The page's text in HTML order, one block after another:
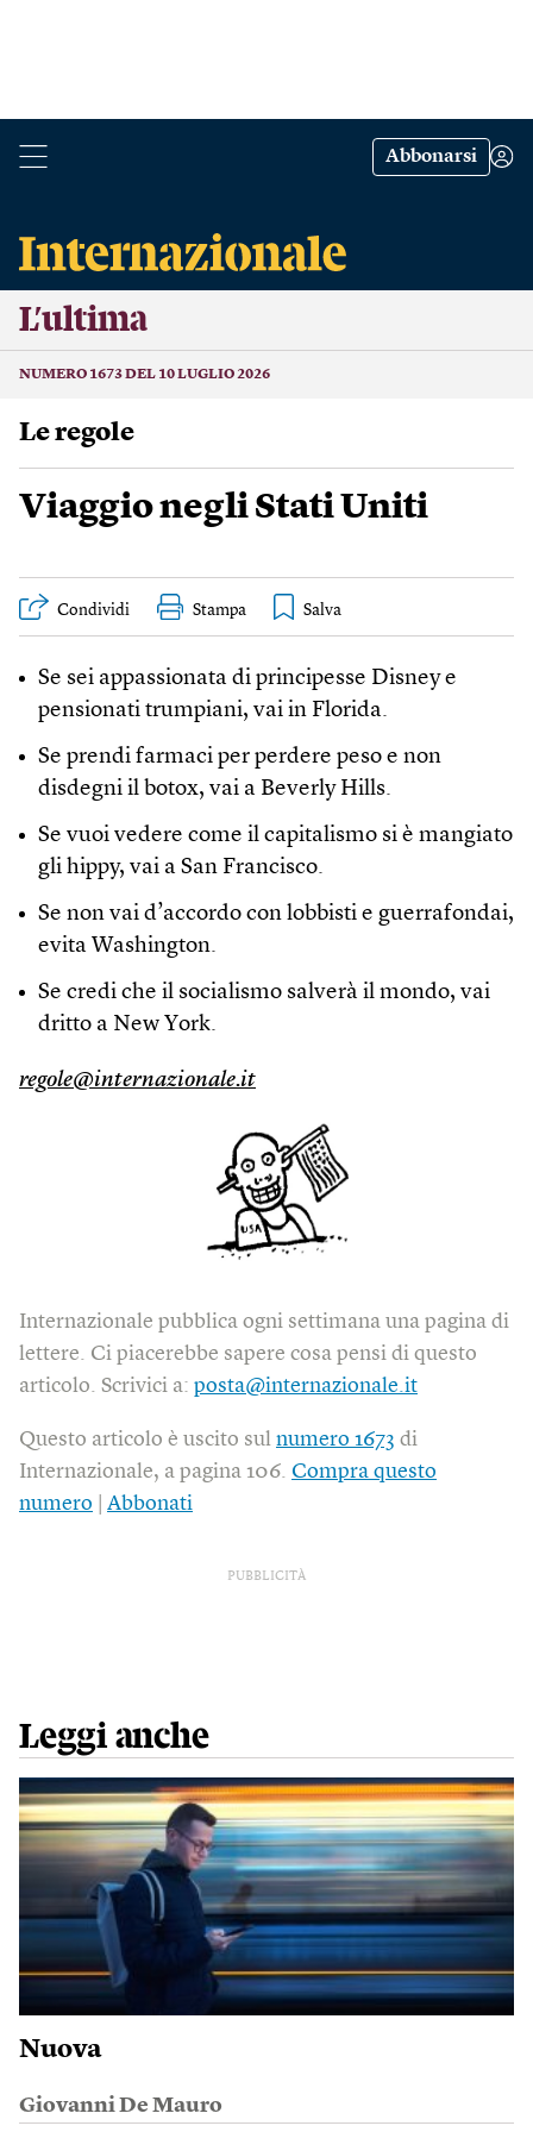
Abbonarsi
L’ultima
NUMERO 1673 DEL 10 LUGLIO 2026
Le regole
Viaggio negli Stati Uniti
Condividi Stampa
Se sei appassionata di principesse Disney e
pensionati trumpiani, vai in Florida.
Se prendi farmaci per perdere peso e non
disdegni il botox, vai a Beverly Hills.
Se vuoi vedere come il capitalismo si è mangiato
gli hippy, vai a San Francisco.
Se non vai d’accordo con lobbisti e guerrafondai,
evita Washington.
Se credi che il socialismo salverà il mondo, vai
dritto a New York.
regole@internazionale.it
Internazionale pubblica ogni settimana una pagina di
lettere. Ci piacerebbe sapere cosa pensi di questo
articolo. Scrivici a: posta@internazionale.it
Questo articolo è uscito sul numero 1673 di
Internazionale, a pagina 106. Compra questo
numero
Abbonati
PUBBLICITÀ
Leggi anche
Nuova
Giovanni De Mauro